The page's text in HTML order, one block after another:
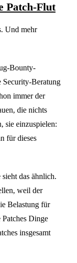
Patch-Flut
Und mehr
Bounty-
Security-Beratung
immer der
die nichts
sie einzuspielen:
für dieses
das ähnlich.
weil der
Belastung für
Dinge
insgesamt